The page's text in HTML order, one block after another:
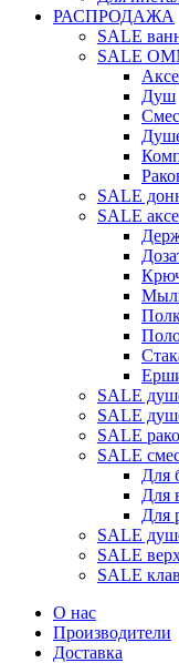
РАСПРОДАЖА
SALE
SALE
Душ
SALE
SALE
SALE
SALE
SALE
SALE
Для
Для
Для
SALE
SALE
SALE
О нас
Производители
Доставка